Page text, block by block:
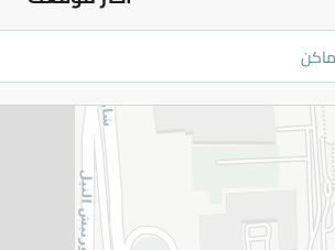
اضف
يرجى الملاحظة:
طفيف. قد يتغير التعبئة
المواصفات